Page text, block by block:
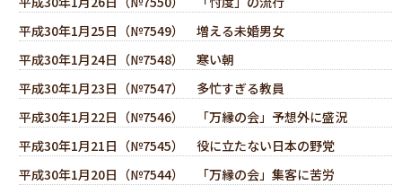
平成30年1月25日（№7549） 増える未婚男女
平成30年1月24日（№7548） 寒い朝
平成30年1月23日（№7547） 多忙すぎる教員
平成30年1月22日（№7546） 「万縁の会」予想外に盛況
平成30年1月21日（№7545） 役に立たない日本の野党
平成30年1月20日（№7544） 「万縁の会」集客に苦労